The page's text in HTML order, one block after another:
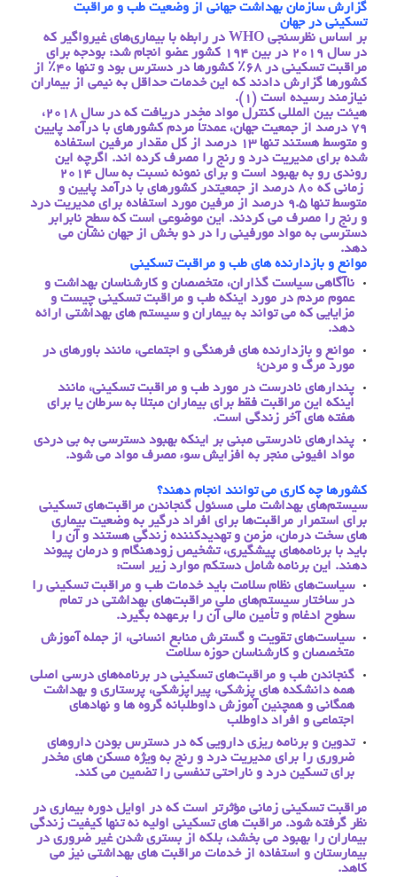
گزارش سازمان بهداشت جهانی از وضعیت طب و مراقبت
تسکینی در جهان
بر اساس نظرسنجی WHO در رابطه با بیماری‌های غیرواگیر که
در سال 2019 در بین 194 کشور عضو انجام شد: بودجه برای
مراقبت تسکینی در 68٪ کشورها در دسترس بود و تنها 40٪ از
کشورها گزارش دادند که این خدمات حداقل به نیمی از بیماران
نیازمند رسیده است (1).
هیئت بین المللی کنترل مواد مخدر دریافت که در سال 2018،
79 درصد از جمعیت جهان، عمدتاً مردم کشورهای با درآمد پایین
و متوسط هستند تنها 13 درصد از کل مقدار مرفین استفاده
شده برای مدیریت درد و رنج را مصرف کرده اند. اگرچه این
روندی رو به بهبود است و برای نمونه نسبت به سال 2014
زمانی که 80 درصد از جمعیتدر کشورهای با درآمد پایین و
متوسط تنها 9.5 درصد از مرفین مورد استفاده برای مدیریت درد
و رنج را مصرف می کردند. این موضوعی است که سطح نابرابر
دسترسی به مواد مورفینی را در دو بخش از جهان نشان می
دهد.
موانع و بازدارنده های طب و مراقبت تسکینی
ناآگاهی سیاست گذاران، متخصصان و کارشناسان بهداشت و
عموم مردم در مورد اینکه طب و مراقبت تسکینی چیست و
مزایایی که می تواند به بیماران و سیستم های بهداشتی ارائه
دهد.
موانع و بازدارنده های فرهنگی و اجتماعی، مانند باورهای در
مورد مرگ و مردن؛
پندارهای نادرست در مورد طب و مراقبت تسکینی، مانند
اینکه این مراقبت فقط برای بیماران مبتلا به سرطان یا برای
هفته های آخر زندگی است.
پندارهای نادرستی مبنی بر اینکه بهبود دسترسی به بی دردی
مواد افیونی منجر به افزایش سوء مصرف مواد می شود.
کشورها چه کاری می توانند انجام دهند؟
سیستم‌های بهداشت ملی مسئول گنجاندن مراقبت‌های تسکینی
برای استمرار مراقبت‌ها برای افراد درگیر به وضعیت بیماری
های سخت درمان، مزمن و تهدیدکننده زندگی هستند و آن را
باید با برنامه‌های پیشگیری، تشخیص زودهنگام و درمان پیوند
دهند. این برنامه شامل دستکم موارد زیر است:
سیاست‌های نظام سلامت باید خدمات طب و مراقبت تسکینی را
در ساختار سیستم‌های ملی مراقبت‌های بهداشتی در تمام
سطوح ادغام و تأمین مالی آن را برعهده بگیرد.
سیاست‌های تقویت و گسترش منابع انسانی، از جمله آموزش
متخصصان و کارشناسان حوزه سلامت
گنجاندن طب و مراقبت‌های تسکینی در برنامه‌های درسی اصلی
همه دانشکده های پزشکی، پیراپزشکی، پرستاری و بهداشت
همگانی و همچنین آموزش داوطلبانه گروه ها و نهادهای
اجتماعی و افراد داوطلب
تدوین و برنامه ریزی دارویی که در دسترس بودن داروهای
ضروری را برای مدیریت درد و رنج به ویژه مسکن های مخدر
برای تسکین درد و ناراحتی تنفسی را تضمین می کند.
مراقبت تسکینی زمانی مؤثرتر است که در اوایل دوره بیماری در
نظر گرفته شود. مراقبت های تسکینی اولیه نه تنها کیفیت زندگی
بیماران را بهبود می بخشد، بلکه از بستری شدن غیر ضروری در
بیمارستان و استفاده از خدمات مراقبت های بهداشتی نیز می
کاهد.